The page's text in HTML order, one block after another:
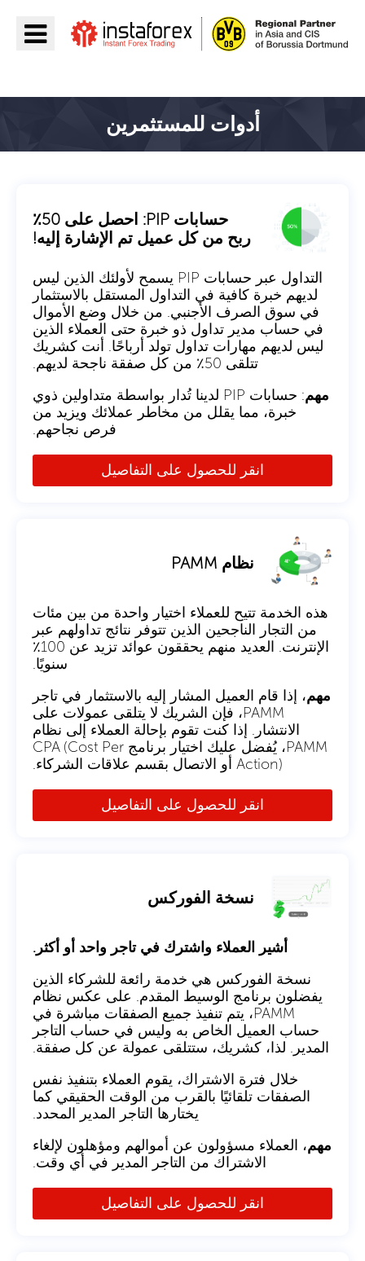
أدوات للمستثمرين
حسابات PIP: احصل على 50٪
ربح من كل عميل تم الإشارة إليه!
التداول عبر حسابات PIP يسمح لأولئك الذين ليس
لديهم خبرة كافية في التداول المستقل بالاستثمار
في سوق الصرف الأجنبي. من خلال وضع الأموال
في حساب مدير تداول ذو خبرة حتى العملاء الذين
ليس لديهم مهارات تداول تولد أرباحًا. أنت كشريك
تتلقى 50٪ من كل صفقة ناجحة لديهم.
مهم
: حسابات PIP لدينا تُدار بواسطة متداولين ذوي
خبرة، مما يقلل من مخاطر عملائك ويزيد من
فرص نجاحهم.
انقر للحصول على التفاصيل
نظام PAMM
هذه الخدمة تتيح للعملاء اختيار واحدة من بين مئات
من التجار الناجحين الذين تتوفر نتائج تداولهم عبر
الإنترنت. العديد منهم يحققون عوائد تزيد عن 100٪
سنويًا.
مهم، إذا قام العميل المشار إليه بالاستثمار في تاجر
PAMM، فإن الشريك لا يتلقى عمولات على
الانتشار. إذا كنت تقوم بإحالة العملاء إلى نظام
PAMM، يُفضل عليك اختيار برنامج CPA (Cost Per
Action) أو الاتصال بقسم علاقات الشركاء.
انقر للحصول على التفاصيل
نسخة الفوركس
أشير العملاء واشترك في تاجر واحد أو أكثر.
نسخة الفوركس هي خدمة رائعة للشركاء الذين
يفضلون برنامج الوسيط المقدم. على عكس نظام
PAMM، يتم تنفيذ جميع الصفقات مباشرة في
حساب العميل الخاص به وليس في حساب التاجر
المدير. لذا، كشريك، ستتلقى عمولة عن كل صفقة.
خلال فترة الاشتراك، يقوم العملاء بتنفيذ نفس
الصفقات تلقائيًا بالقرب من الوقت الحقيقي كما
يختارها التاجر المدير المحدد.
مهم، العملاء مسؤولون عن أموالهم ومؤهلون لإلغاء
الاشتراك من التاجر المدير في أي وقت.
انقر للحصول على التفاصيل